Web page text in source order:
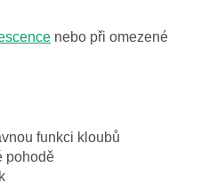
nebo při omezené
funkci kloubů
pohodě